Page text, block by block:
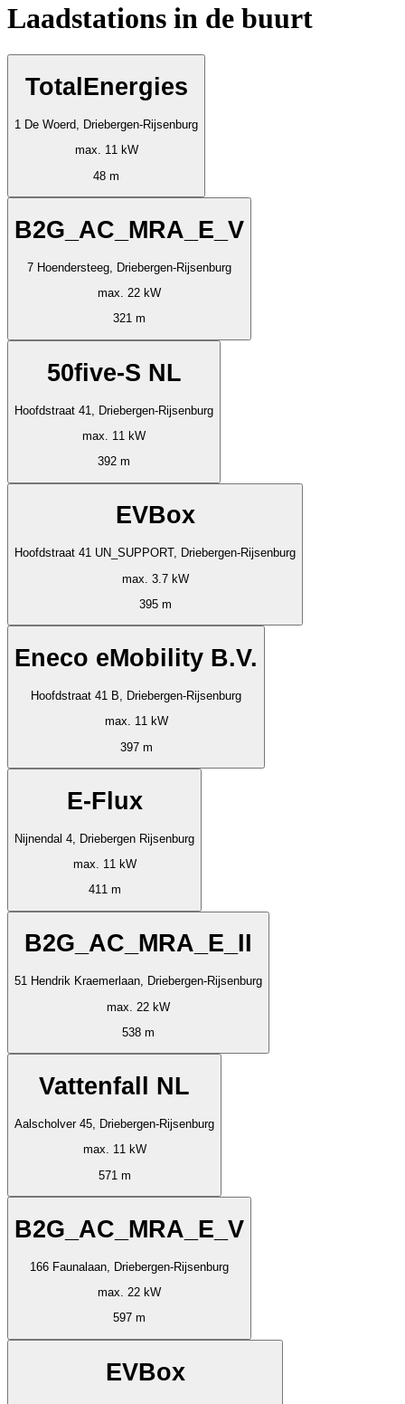
Laadstations in de buurt
TotalEnergies
1 De Woerd, Driebergen-Rijsenburg
max. 11 kW
48 m
B2G_AC_MRA_E_V
7 Hoendersteeg, Driebergen-Rijsenburg
max. 22 kW
321 m
50five-S NL
Hoofdstraat 41, Driebergen-Rijsenburg
max. 11 kW
392 m
EVBox
Hoofdstraat 41 UN_SUPPORT, Driebergen-Rijsenburg
max. 3.7 kW
395 m
Eneco eMobility B.V.
Hoofdstraat 41 B, Driebergen-Rijsenburg
max. 11 kW
397 m
E-Flux
Nijnendal 4, Driebergen Rijsenburg
max. 11 kW
411 m
B2G_AC_MRA_E_II
51 Hendrik Kraemerlaan, Driebergen-Rijsenburg
max. 22 kW
538 m
Vattenfall NL
Aalscholver 45, Driebergen-Rijsenburg
max. 11 kW
571 m
B2G_AC_MRA_E_V
166 Faunalaan, Driebergen-Rijsenburg
max. 22 kW
597 m
EVBox